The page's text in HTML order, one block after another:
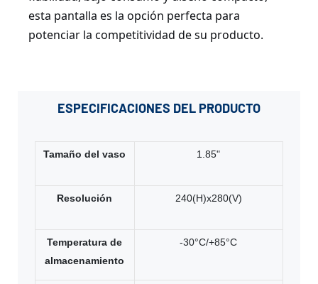
esta pantalla es la opción perfecta para
potenciar la competitividad de su producto.
ESPECIFICACIONES DEL PRODUCTO
Tamaño del vaso 1.85"
Resolución 240(H)x280(V)
Temperatura de
almacenamiento
-30°C/+85°C